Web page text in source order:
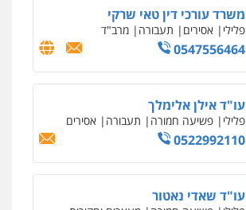
0542255161
פלילי פשיעה חמורה סמים מעצרים
0544723840
פלילי עורכי דין לענייני אסירים מעצרים
0548009246